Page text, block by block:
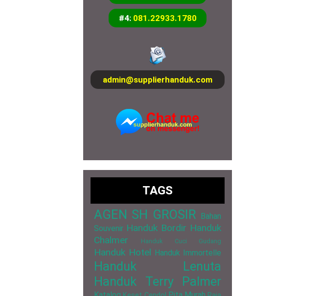
#4: 081.22933.1780
admin@supplierhanduk.com
TAGS
AGEN SH GROSIR Bahan
Souvenir Handuk Bordir Handuk
Chalmer
Handuk Cuci Gudang
Handuk Hotel Handuk Immortelle
Handuk Lenuta
Handuk Terry Palmer